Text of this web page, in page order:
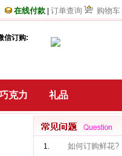
在线付款 订单查询 购物车
信订购:
克力 礼品
1. 如何订购鲜花?